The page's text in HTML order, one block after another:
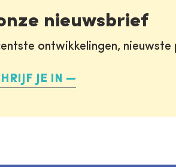
nieuwsbrief
ontwikkelingen, nieuwste
JE IN